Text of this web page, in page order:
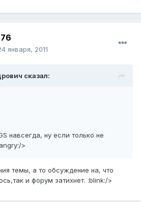
января, 2011
сказал:
навсегда, ну если только не
>
темы, а то обсуждение на, что
и форум затихнет. :blink:/>